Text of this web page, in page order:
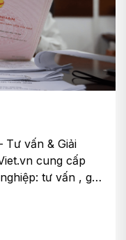
Tư vấn & Giải
cung cấp
tư vấn , giải